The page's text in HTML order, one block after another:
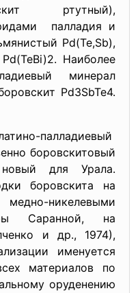
ртутный),
палладия и
Pd(Te,Sb),
Наиболее
минерал
Pd3SbTe4.
палладиевый
боровскитовый
для Урала.
боровскита на
никелевыми
Саранной, на
и др., 1974),
именуется
материалов по
оруденению